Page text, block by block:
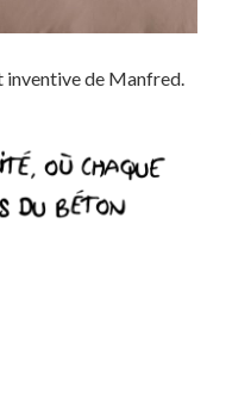
inventive de Manfred.